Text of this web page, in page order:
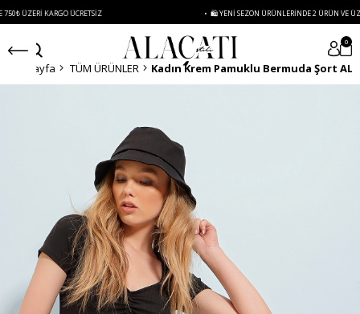
KARGO ÜCRETSIZ • 🛍️ YENI SEZON ÜRÜNLERINDE 2 ÜRÜN VE ÜZERI
0
Anasayfa TÜM ÜRÜNLER Kadın Krem Pamuklu Bermuda Şort